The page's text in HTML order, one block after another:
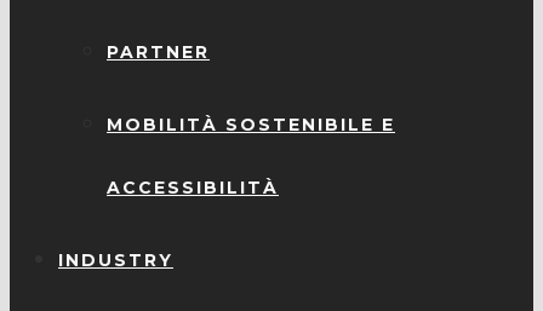
PARTNER
MOBILITÀ SOSTENIBILE E
ACCESSIBILITÀ
INDUSTRY